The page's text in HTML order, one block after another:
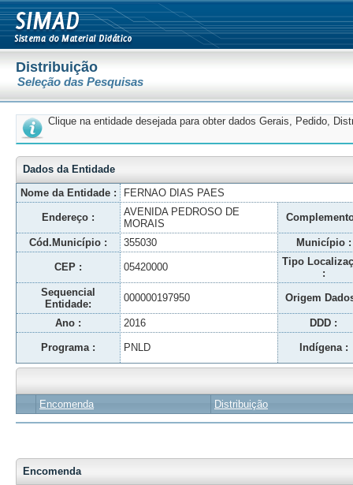
Distribuição
Seleção das Pesquisas
Clique na entidade desejada para obter dados Gerais, Pedido,
Dados da Entidade
Nome da Entidade :
FERNAO DIAS PAES
Endereço :
AVENIDA PEDROSO DE
MORAIS
Cód.Município : 355030 Município :
CEP : 05420000
Tipo
:
Sequencial
Entidade:
000000197950 Origem
Ano : 2016 DDD :
Programa : PNLD Indígena :
Encomenda Distribuição
Encomenda